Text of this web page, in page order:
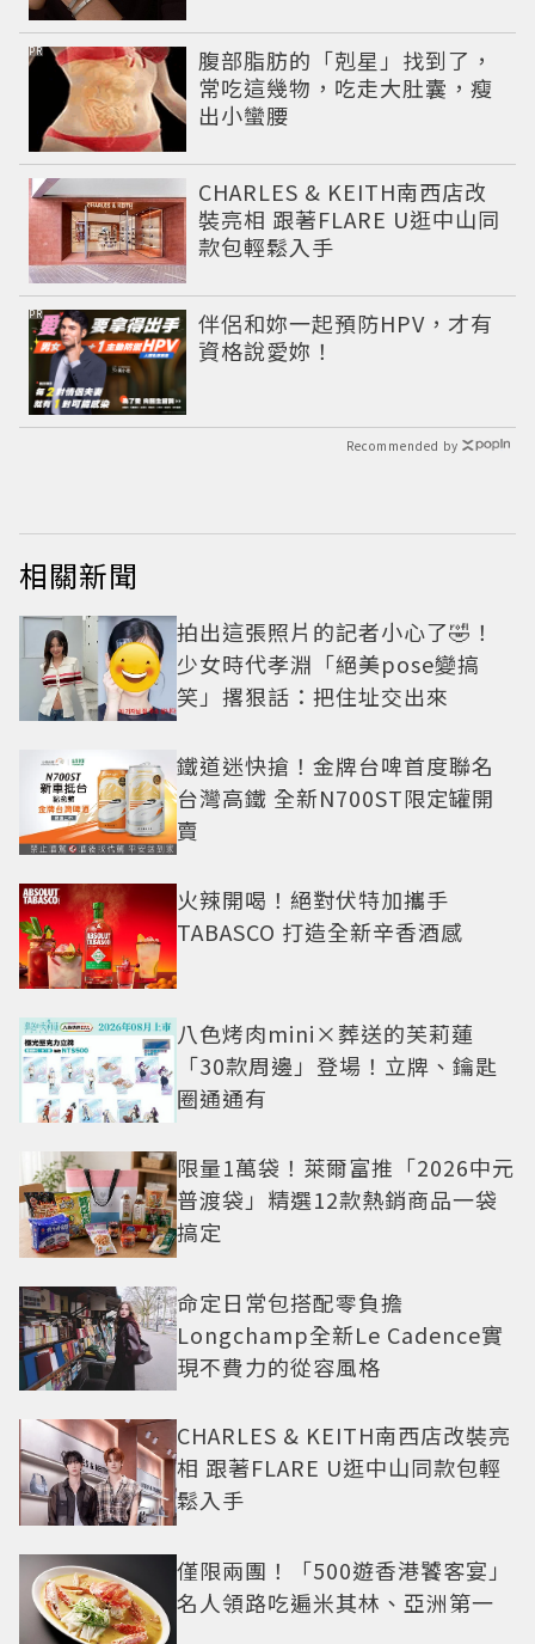
腹部脂肪的「剋星」找到了，
常吃這幾物，吃走大肚囊，瘦
出小蠻腰
PR
CHARLES & KEITH南西店改
裝亮相 跟著FLARE U逛中山同
款包輕鬆入手
伴侶和妳一起預防HPV，才有
資格說愛妳！
PR
Recommended by
相關新聞
拍出這張照片的記者小心了🤣！
少女時代孝淵「絕美pose變搞
笑」撂狠話：把住址交出來
鐵道迷快搶！金牌台啤首度聯名
台灣高鐵 全新N700ST限定罐開
賣
火辣開喝！絕對伏特加攜手
TABASCO 打造全新辛香酒感
八色烤肉mini×葬送的芙莉蓮
「30款周邊」登場！立牌、鑰匙
圈通通有
限量1萬袋！萊爾富推「2026中元
普渡袋」精選12款熱銷商品一袋
搞定
命定日常包搭配零負擔
Longchamp全新Le Cadence實
現不費力的從容風格
CHARLES & KEITH南西店改裝亮
相 跟著FLARE U逛中山同款包輕
鬆入手
僅限兩團！「500遊香港饕客宴」
名人領路吃遍米其林、亞洲第一